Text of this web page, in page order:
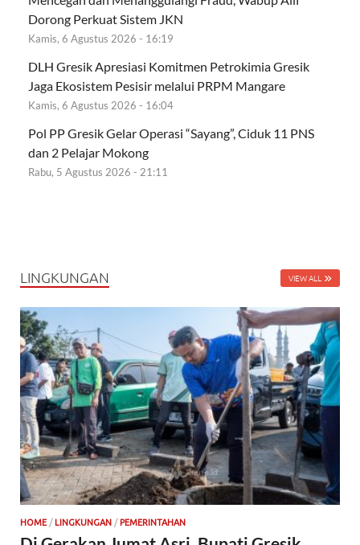
Dorong Perkuat Sistem JKN
Kamis, 6 Agustus 2026 - 16:19
DLH Gresik Apresiasi Komitmen Petrokimia Gresik
Jaga Ekosistem Pesisir melalui PRPM Mangare
Kamis, 6 Agustus 2026 - 16:04
Pol PP Gresik Gelar Operasi “Sayang”, Ciduk 11 PNS
dan 2 Pelajar Mokong
Rabu, 5 Agustus 2026 - 21:11
LINGKUNGAN VIEW ALL
HOME / LINGKUNGAN / PEMERINTAHAN